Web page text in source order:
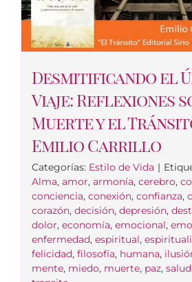
Desmitificando el
Viaje: Reflexiones
Muerte y el
Emilio Carrillo
Categorías: Estilo de Vida |
Alma, amor, armonía, cerebro,
conciencia, conexión, confianza,
corazón, decisión, depresión,
dolor, economía, emocional,
enfermedad, espiritual,
felicidad, filosofía, humana,
mente, miedo, muerte, paz, salud